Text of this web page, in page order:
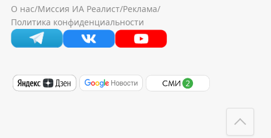
О нас/Миссия ИА Реалист/Реклама/
Политика конфиденциальности